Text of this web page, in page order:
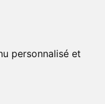
personnalisé et